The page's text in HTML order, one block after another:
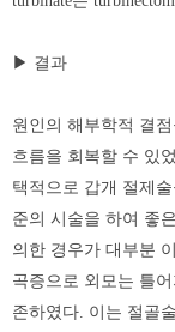
▶ 결과
원인의 해부학적 결
흐름을 회복할 수 있
택적으로 갑개 절제
준의 시술을 하여 좋
의한 경우가 대부분
곡증으로 외모는 틀
존하였다. 이는 절골